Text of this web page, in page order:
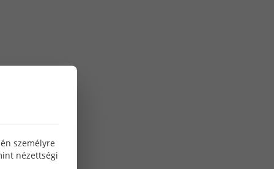
személyre
nézettségi